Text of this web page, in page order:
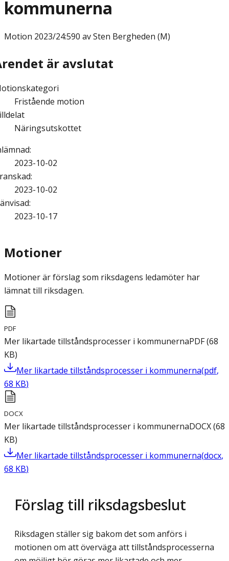
kommunerna
Motion 2023/24:590 av Sten Bergheden (M)
är avslutat
Fristående motion
Näringsutskottet
:
2023-10-02
:
2023-10-02
:
2023-10-17
Motioner
Motioner är förslag som riksdagens ledamöter har
lämnat till riksdagen.
PDF
Mer likartade tillståndsprocesser i kommunernaPDF(68
KB)
Mer likartade tillståndsprocesser i kommunerna(pdf,
68 KB)
DOCX
Mer likartade tillståndsprocesser i kommunernaDOCX(68
KB)
Mer likartade tillståndsprocesser i kommunerna(docx,
68 KB)
Förslag till riksdagsbeslut
Riksdagen ställer sig bakom det som anförs i
motionen om att överväga att tillståndsprocesserna